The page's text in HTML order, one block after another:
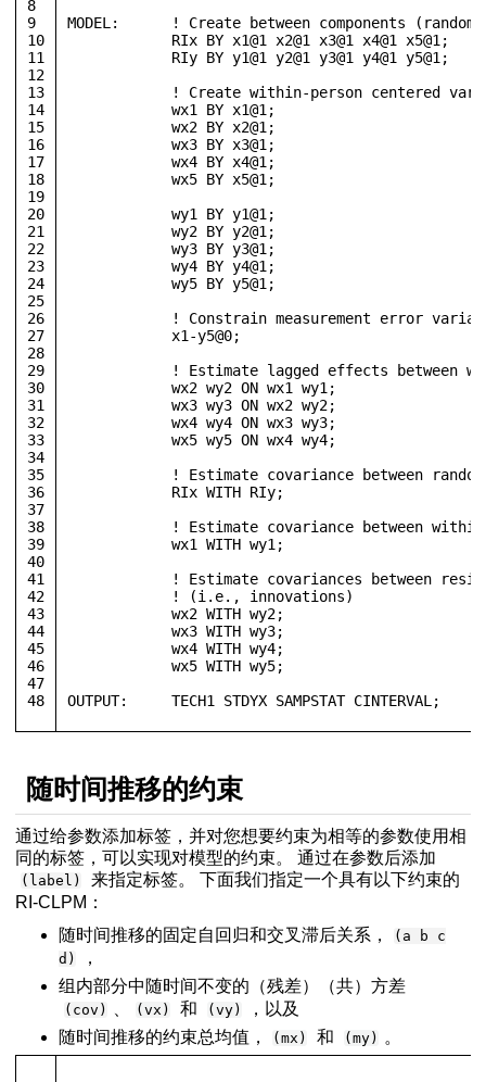
8
9
10
11
12
13
14
15
16
17
18
19
20
21
22
23
24
25
26
27
28
29
30
31
32
33
34
35
36
37
38
39
40
41
42
43
44
45
46
47
48
MODEL:      ! Create between components
            RIx BY x1@1 x2@1 x3@1 x4@1 x5@1;
            RIy BY y1@1 y2@1 y3@1 y4@1 y5@1;
! Create within-person centered
            wx1 BY x1@1;
            wx2 BY x2@1;
            wx3 BY x3@1;
            wx4 BY x4@1;
            wx5 BY x5@1;
            wy1 BY y1@1;
            wy2 BY y2@1;
            wy3 BY y3@1;
            wy4 BY y4@1;
            wy5 BY y5@1;
! Constrain measurement error
            x1-y5@0;
! Estimate lagged effects between
            wx2 wy2 ON wx1 wy1;
            wx3 wy3 ON wx2 wy2;
            wx4 wy4 ON wx3 wy3;
            wx5 wy5 ON wx4 wy4;
! Estimate covariance between
            RIx WITH RIy;
! Estimate covariance between
            wx1 WITH wy1;
! Estimate covariances between
            ! (i.e., innovations)
            wx2 WITH wy2;
            wx3 WITH wy3;
            wx4 WITH wy4;
            wx5 WITH wy5;
OUTPUT:	    TECH1 STDYX SAMPSTAT CINTERVAL;
随时间推移的约束
通过给参数添加标签，并对您想要约束为相等的参数使用相
同的标签，可以实现对模型的约束。 通过在参数后添加
(label)
来指定标签。 下面我们指定一个具有以下约束的
RI-CLPM：
随时间推移的固定自回归和交叉滞后关系，
(a b c
d)
，
组内部分中随时间不变的（残差）（共）方差
(cov) (vx) 和 (vy)
，以及
随时间推移的约束总均值，
(mx) 和 (my) 。